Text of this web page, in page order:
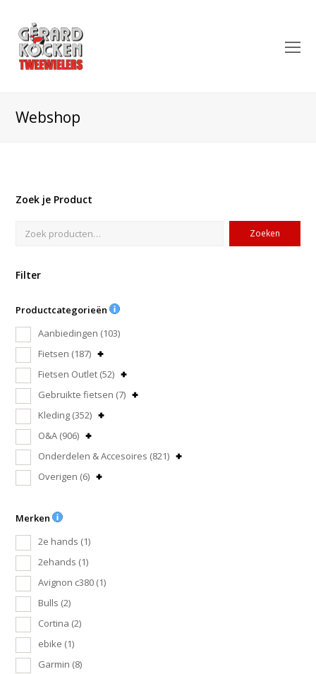
Webshop
Zoek je Product
Zoeken
Filter
Productcategorieën
Aanbiedingen (103)
Fietsen (187)
Fietsen Outlet (52)
Gebruikte fietsen (7)
Kleding (352)
O&A (906)
Onderdelen & Accesoires (821)
Overigen (6)
Merken
2e hands (1)
2ehands (1)
Avignon c380 (1)
Bulls (2)
Cortina (2)
ebike (1)
Garmin (8)